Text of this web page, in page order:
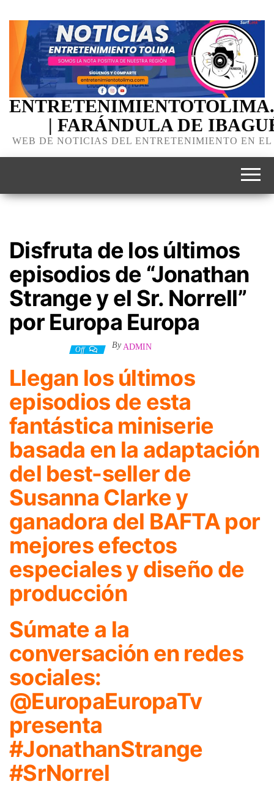
| FARÁNDULA DE
WEB DE NOTICIAS DEL ENTRETENIMIENTO EN
Disfruta de los últimos
episodios de “Jonathan
Strange y el Sr. Norrell”
por Europa Europa
Off By ADMIN
Llegan los últimos
episodios de esta
fantástica miniserie
basada en la adaptación
del best-seller de
Susanna Clarke y
ganadora del BAFTA por
mejores efectos
especiales y diseño de
producción
Súmate a la
conversación en redes
sociales:
@EuropaEuropaTv
presenta
#JonathanStrange
#SrNorrel